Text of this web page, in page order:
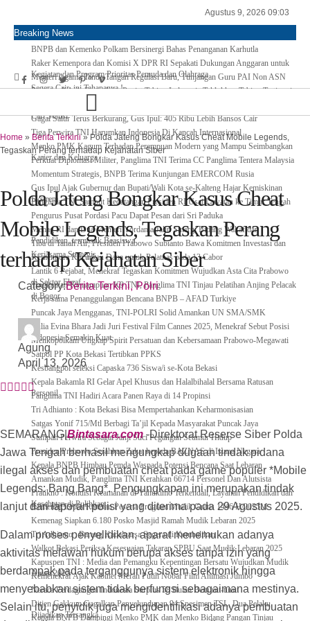
Agustus 9, 2026 09:03
Breaking News
BNPB dan Kemenko Polkam Bersinergi Bahas Penanganan Karhutla
Raker Kemenpora dan Komisi X DPR RI Sepakati Dukungan Anggaran untuk
Kegiatan dan Program Prioritas Pemuda dan Olahraga
Menteri Agama Tanda Tangan Regulasi Baru, Tunjangan Guru PAI Non ASN
Segera Cair, ini Tahapanya !
Pertama di Asia Enam Atlet Panjat Tebing Indonesia Taklukkan Tebing Tertinggi
Cari Solusi
Gagal Salur Terus Berkurang, Gus Ipul: 405 Ribu Lebih Bansos Cair
Tiga Perwira TNI Harumkan Indonesia Di Kancah Internasional
Menko PMK Kagum Terhadap Perempuan Modern yang Mampu Seimbangkan
Karier dan Keluarga
Perkuat Diplomasi Militer, Panglima TNI Terima CC Panglima Tentera Malaysia
Momentum Strategis, BNPB Terima Kunjungan EMERCOM Rusia
Gus Ipul Ajak Gubernur dan Bupati/Wali Kota se-Kalteng Hajar Kemiskinan
Ekstrem
Panglima TNI Sambut Kedatangan Presiden RI Usai Lawatan ke Timur Tengah
Pengurus Pusat Pordasi Pacu Dapat Pesan dari Sri Paduka
Menag RI dan Dua Menteri Yordania Jalin Sinergi Bidang Wakaf dan
Pendidikan, termasuk Beasiswa
Tiba di Tanah Air, Presiden Prabowo Subianto Bawa Komitmen Investasi dan
Kerjasama Strategis
Kemenpora Kucurkan Dana untuk Pelatnas pada 13 Cabor
Lantik 6 Pejabat, Menekraf Tegaskan Komitmen Wujudkan Asta Cita Prabowo
di Sektor Ekraf
Tingkatkan Kemampuan K9 TNI, Panglima TNI Tinjau Pelatihan Anjing Pelacak
di Bogor
Kerja sama Penanggulangan Bencana BNPB – AFAD Turkiye
Puncak Jaya Mengganas, TNI-POLRI Solid Amankan UN SMA/SMK
Yulia Evina Bhara Jadi Juri Festival Film Cannes 2025, Menekraf Sebut Posisi
Indonesia Semakin Kuat
Menkopolkam Ungkap Spirit Persatuan dan Kebersamaan Prabowo-Megawati
Satpol PP Kota Bekasi Tertibkan PPKS
Kesbangpol seleksi Capaska 736 Siswa/i se-Kota Bekasi
Kepala Bakamla RI Gelar Apel Khusus dan Halalbihalal Bersama Ratusan
Personil
Panglima TNI Hadiri Acara Panen Raya di 14 Propinsi
Tri Adhianto : Kota Bekasi Bisa Mempertahankan Keharmonisasian
Satgas Yonif 715/Mtl Berbagi Ta’jil Kepada Masyarakat Puncak Jaya
Sumpah Perwira Sebagai Janji Suci Pegangan Seumur Hidup
Presiden Prabowo Serahkan Zakat kepada BAZNAS di Istana Negara
Kepala BNPB Himbau Pemda Waspada Potensi Bencana Saat Lebaran
Amankan Mudik, Panglima TNI Kerahkan 66714 Personel Dan Alutsista
Pratikno : Kondisi Keamanan di Yahukimo Terkendali, Layanan Pendidikan dan
Kesehatan di Pulihkan
Kemenag Lepas Ratusan Peserta Program Mudik Gratis 1446 H/2025M
Kemenag Siapkan 6.180 Posko Masjid Ramah Mudik Lebaran 2025
Tri Adhianto : Barang Kadaluarsa Segera di Kembalikan
Walkot Bekasi Periksa Kesesuaian Takaran SPBU Saat Mudik Lebaran 2025
Kapuspen TNI : Media dan Pemangku Kepentingan Bersatu Wujudkan Mudik
Aman 2025
Kemenekraf Ajak Kabinet Merah Putih Nobar Film Animasi Jumbo
Neraca Perdagangan Indonesia Surplus 58 Bulan Berturut-turut
Ditjen Gakkum Gagalkan Penyelundupan 94 Spesimen TSL, Dua Pelaku
Dijadikan Tersangka
Kepala BNPB Dampingi Menko PMK dan Menko Bidang Pangan Tinjau
Home » Berita Terkini» Polda Jateng Bongkar Kasus Cheat Mobile Legends,
Tegaskan Perang terhadap Kejahatan Siber
Polda Jateng Bongkar Kasus Cheat
Mobile Legends, Tegaskan Perang
terhadap Kejahatan Siber
Category:Berita Terkini,Polri
Agung
April 13, 2026
SEMARANG|Bintasara.com-Direktorat Reserse Siber Polda
Jawa Tengah berhasil mengungkap dugaan tindak pidana
ilegal akses dan pembuatan cheat pada game populer *Mobile
Legends: Bang Bang*. Pengungkapan ini merupakan tindak
lanjut dari laporan polisi yang diterima pada 29 Agustus 2025.
Dalam proses penyelidikan, aparat menemukan adanya
aktivitas melawan hukum berupa akses tanpa izin yang
berdampak pada terganggunya sistem elektronik hingga
menyebabkan sistem tidak berfungsi sebagaimana mestinya.
Selain itu, penyidik juga mengidentifikasi adanya pembuatan